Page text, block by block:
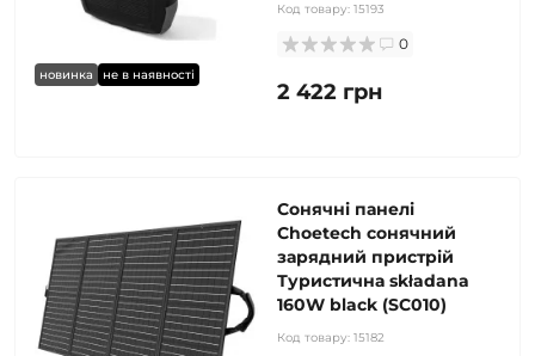
новинка не в наявності
Код товару: 15193
0
2 422 грн
Сонячні панелі
Choetech сонячний
зарядний пристрій
Туристична składana
160W black (SC010)
Код товару: 15182